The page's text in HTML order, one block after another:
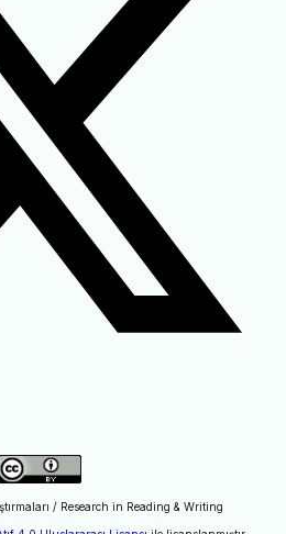
/ Research in Reading & Writing